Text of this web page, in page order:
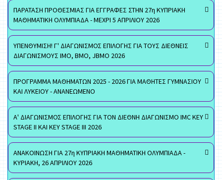
ΠΑΡΑΤΑΣΗ ΠΡΟΘΕΣΜΙΑΣ ΓΙΑ ΕΓΓΡΑΦΕΣ ΣΤΗΝ 27η ΚΥΠΡΙΑΚΗ
ΜΑΘΗΜΑΤΙΚΗ ΟΛΥΜΠΙΑΔΑ - ΜΕΧΡΙ 5 ΑΠΡΙΛΙΟΥ 2026
ΥΠΕΝΘΥΜΙΣΗ! Γ' ΔΙΑΓΩΝΙΣΜΟΣ ΕΠΙΛΟΓΗΣ ΓΙΑ ΤΟΥΣ ΔΙΕΘΝΕΙΣ
ΔΙΑΓΩΝΙΣΜΟΥΣ ΙΜΟ, ΒΜΟ, JBMO 2026
ΠΡΟΓΡΑΜΜΑ ΜΑΘΗΜΑΤΩΝ 2025 - 2026 ΓΙΑ ΜΑΘΗΤΕΣ ΓΥΜΝΑΣΙΟΥ
ΚΑΙ ΛΥΚΕΙΟΥ - ΑΝΑΝΕΩΜΕΝΟ
Α' ΔΙΑΓΩΝΙΣΜΟΣ ΕΠΙΛΟΓΗΣ ΓΙΑ ΤΟΝ ΔΙΕΘΝΗ ΔΙΑΓΩΝΙΣΜΟ IMC KEY
STAGE II ΚΑΙ KEY STAGE III 2026
ΑΝΑΚΟΙΝΩΣΗ ΓΙΑ 27η ΚΥΠΡΙΑΚΗ ΜΑΘΗΜΑΤΙΚΗ ΟΛΥΜΠΙΑΔΑ -
ΚΥΡΙΑΚΗ, 26 ΑΠΡΙΛΙΟΥ 2026